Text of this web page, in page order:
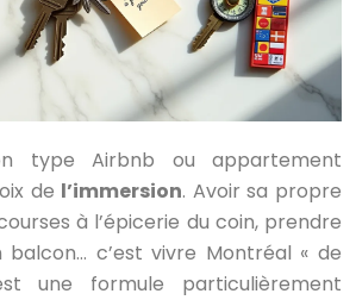
type Airbnb ou appartement
de l’immersion. Avoir sa propre
à l’épicerie du coin, prendre
c’est vivre Montréal « de
une formule particulièrement